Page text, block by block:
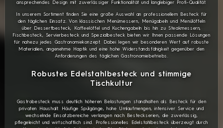
ansprechendes Design mit zuverlässiger Funktionalität und langlebiger Profi-Qualität.
In unserem Sortiment finden Sie eine große Auswahl an professionellem Besteck für
den täglichen Einsatz. Von klassischen Menümessern, Menügabeln und Menülöffeln
über Dessertbesteck, Kaffeelöffel und Kuchengabeln bis hin zu Steakmessern,
Fischbesteck, Servierbesteck und Spezialbesteck bieten wir Ihnen passende Lösungen
für nahezu jedes Gastronomiekonzept. Dabei legen wir besonderen Wert auf robuste
Materialien, angenehme Haptik und eine hohe Widerstandsfähigkeit gegenüber den
Anforderungen des täglichen Gastronomiebetriebs.
Robustes Edelstahlbesteck und stimmige
Tischkultur
Gastrobesteck muss deutlich höheren Belastungen standhalten als Besteck für den
privaten Haushalt. Häufige Spülgänge, hohe Umlaufmengen, intensiver Service und
wechselnde Einsatzbereiche verlangen nach Besteckserien, die zuverlässig,
pflegeleicht und wirtschaftlich sind. Professionelles Edelstahlbesteck überzeugt durch